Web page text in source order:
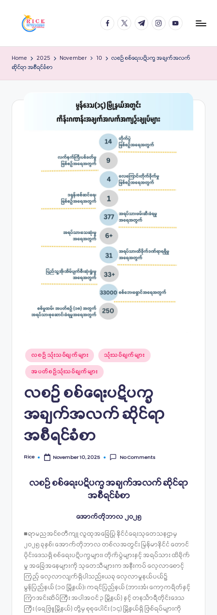
facebook.com
twitter.com
t.me instagram.com
youtube.com
Home 2025 November 10
လစဉ် စစ်ရေးပဋိပက္ခ အချက်အလက်
ဆိုင်ရာ အစီရင်ခံစာ
Posted
in
လစဉ် သုံးသပ်ချက်များ သုံးသပ်ချက်များ
အပတ်စဉ်သုံးသပ်ချက်များ
လစဉ် စစ်ရေးပဋိပက္ခ
အချက်အလက် ဆိုင်ရာ
အစီရင်ခံစာ
Posted
Rice November 10, 2025 No Comments
လစဉ် စစ်ရေးပဋိပက္ခ အချက်အလက် ဆိုင်ရာ
အစီရင်ခံစာ
အောက်တိုဘာလ ၂၀၂၅
■ရာမညအင်စတီကျု လူထုအခြေပြု နိုင်ငံရေးသုတေသနဌာမှ
၂၀၂၅ ခုနှစ်၊ အောက်တိုဘာလ တစ်လအတွင်း မြန်မာနိုင်ငံ တောင်
ပိုင်းဒေသရှိ စစ်ရေးပဋိပက္ခများ၊ တိုက်ပွဲများနှင့် အရပ်သား ထိခိုက်
မှု အခြေအနေများကို သုတေသီများက အနီးကပ် လေ့လာစောင့်
ကြည့် လေ့လာလျက်ရှိပါသည်။ယခု လေ့လာမှုနယ်ပယ်၌
မွန်ပြည်နယ် (၁၀ မြို့နယ်)၊ ကရင်ပြည်နယ် (ဘားအံ၊ ကော့ကရိတ်နှင့်
ကြာအင်းဆိပ်ကြီး အပါအဝင် ၃ မြို့နယ်) နှင့် တနင်္သာရီတိုင်းဒေသ
ကြီး (ရေဖြူမြို့နယ်) တို့မှ စုစုပေါင်း (၁၄) မြို့နယ်ရှိ ဖြစ်ရပ်များကို